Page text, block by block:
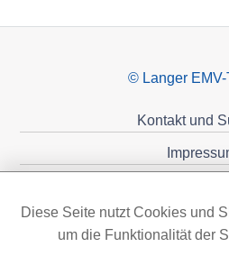
© Langer EMV-
Kontakt und
Diese Seite nutzt Cookies und
um die Funktionalität der